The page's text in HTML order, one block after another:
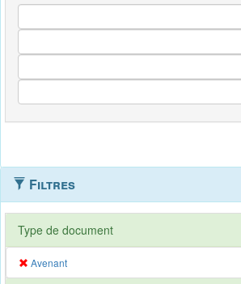
Filtres
Type de document
Avenant